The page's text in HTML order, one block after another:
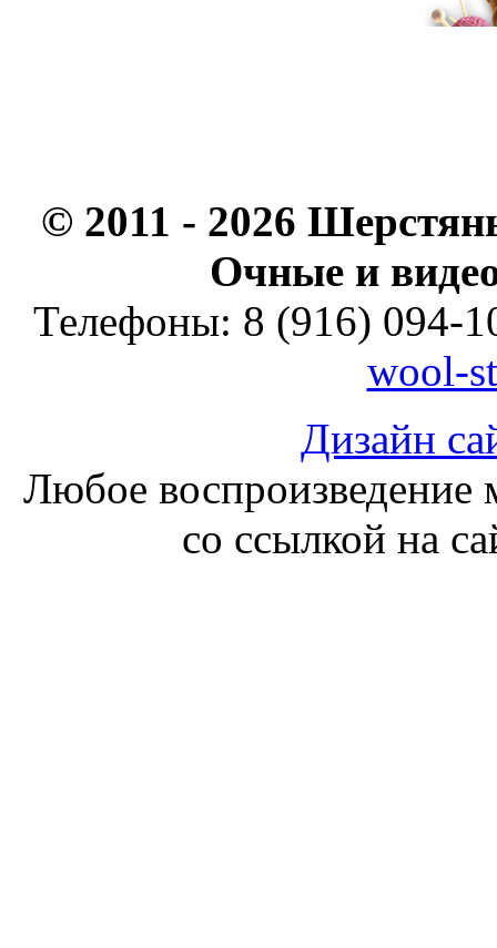
© 2011 - 2026
Очные и
Телефоны: 8 (916) 094-
wool-
Дизайн
Любое воспроизведение
со ссылкой на